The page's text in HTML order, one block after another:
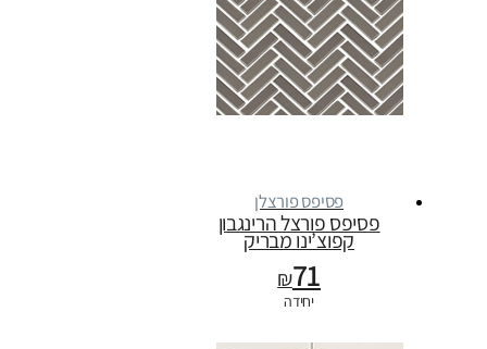
פסיפס פורצלן
פסיפס פורצל הרינגבון
קפוצ’ינו מבריק
₪71
יחידה